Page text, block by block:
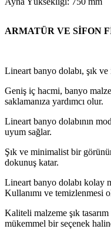
ARMATÜR VE SİFON
Lineart banyo dolabı, şık
Geniş iç hacmi, banyo
saklamanıza yardımcı olur.
Lineart banyo dolabının
uyum sağlar.
Şık ve minimalist bir
dokunuş katar.
Lineart banyo dolabı kolay
Kullanımı ve temizlenmesi
Kaliteli malzeme şık
mükemmel bir seçenek